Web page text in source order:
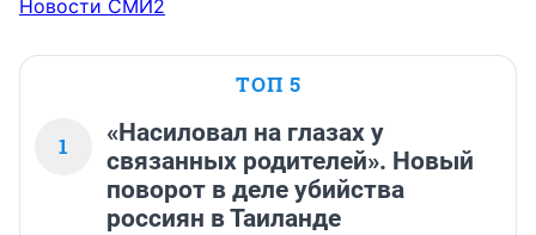
Новости СМИ2
ТОП 5
1
«Насиловал на глазах у
связанных родителей». Новый
поворот в деле убийства
россиян в Таиланде